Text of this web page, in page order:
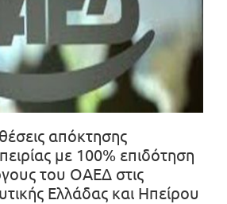
απόκτησης
με 100% επιδότηση
του ΟΑΕΔ στις
Ελλάδας και Ηπείρου